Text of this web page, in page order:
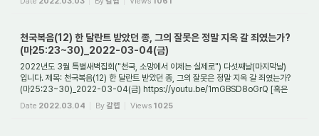
천국복음(12) 한 달란트 받았던 종, 그의 잘못은 정말 지옥 갈 죄였는가?
(마25:23~30)_2022-03-04(금)
2022년도 3월 특별새벽집회("천국, 소망에서 이제는 실제로") 다섯째날(마지막날)
입니다. 제목: 천국복음(12) 한 달란트 받았던 종, 그의 잘못은 정말 지옥 갈 죄였는가?
(마25:23~30)_2022-03-04(금) https://youtu.be/1mGBSD8oGrQ [혹은
https://tv.naver.com...
Date 2022.03.04 By갈렙 Views 1025